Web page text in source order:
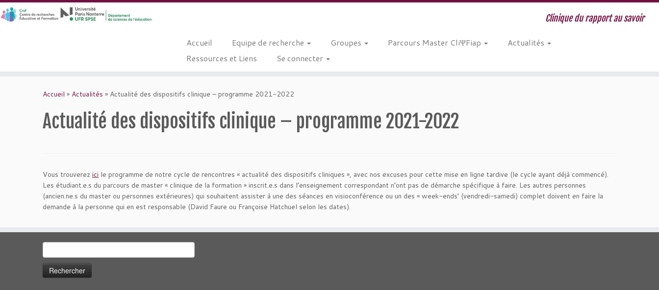
Clinique du rapport au savoir
Accueil Equipe de recherche Groupes Parcours Master CliΨFiap
Actualités
Ressources et Liens
Se connecter
Accueil » Actualités » Actualité des dispositifs clinique – programme 2021-2022
Actualité des dispositifs clinique – programme 2021-2022
Vous trouverez ici le programme de notre cycle de rencontres « actualité des dispositifs cliniques », avec nos excuses pour cette mise en ligne tardive (le cycle ayant déjà commencé).
Les étudiant.e.s du parcours de master « clinique de la formation » inscrit.e.s dans l’enseignement correspondant n’ont pas de démarche spécifique à faire. Les autres personnes
(ancien.ne.s du master ou personnes extérieures) qui souhaitent assister à une des séances en visioconférence ou un des « week-ends’ (vendredi-samedi) complet doivent en faire la
demande à la personne qui en est responsable (David Faure ou Françoise Hatchuel selon les dates).